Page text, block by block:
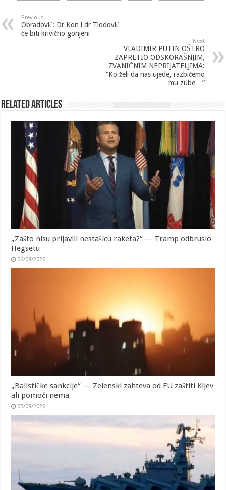
Previous
Obradović: Dr Kon i dr Tiodović
će biti krivično gonjeni
Next
VLADIMIR PUTIN OŠTRO
ZAPRETIO ODSKORAŠNJIM,
ZVANIČNIM NEPRIJATELJIMA:
“Ko želi da nas ujede, razbićemo
mu zube…”
Related Articles
„Zašto nisu prijavili nestašicu raketa?“ — Tramp odbrusio
Hegsetu
06/08/2026
„Balističke sankcije“ — Zelenski zahteva od EU zaštiti Kijev
ali pomoći nema
05/08/2026